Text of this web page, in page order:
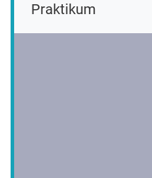
Praktikum